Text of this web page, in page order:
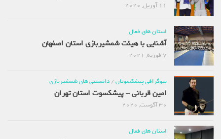
استان های فعال
آشنایی با هیئت شمشیربازی استان اصفهان
بیوگرافی پیشکسوتان/دانستنی های شمشیربازی
امین قربانی – پیشکسوت استان تهران
استان های فعال